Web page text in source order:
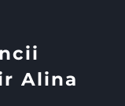
Alina